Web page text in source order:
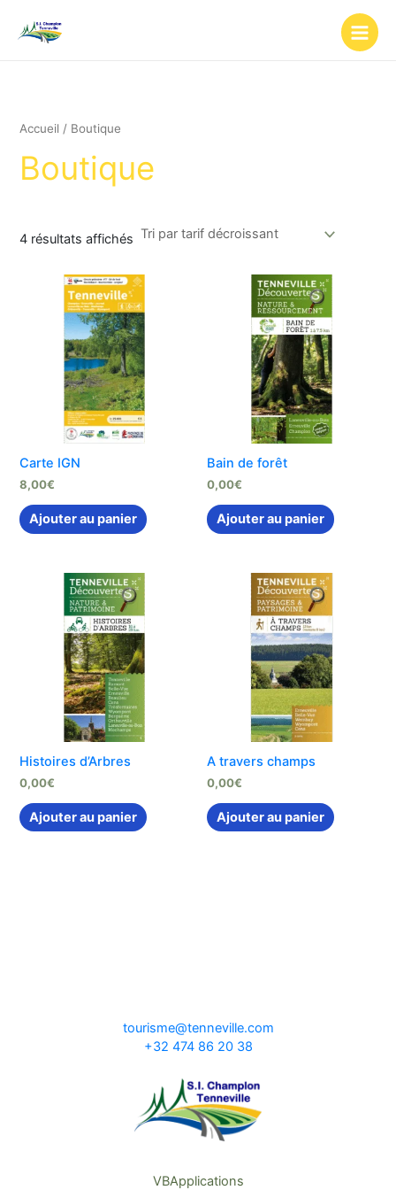
contenu
Accueil / Boutique
Boutique
4 résultats affichés
Carte IGN
8,00€
Ajouter au panier
Bain de forêt
0,00€
Ajouter au panier
Histoires d’Arbres
0,00€
Ajouter au panier
A travers champs
0,00€
Ajouter au panier
tourisme@tenneville.com
+32 474 86 20 38
VBApplications